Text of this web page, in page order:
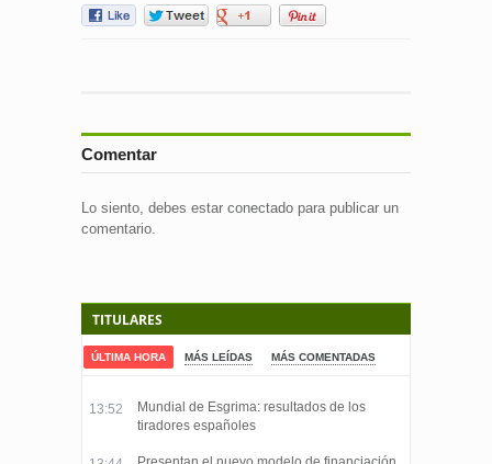
Comentar
Lo siento, debes estar conectado para publicar un
comentario.
TITULARES
ÚLTIMA HORA MÁS LEÍDAS MÁS COMENTADAS
13:52
Mundial de Esgrima: resultados de los
tiradores españoles